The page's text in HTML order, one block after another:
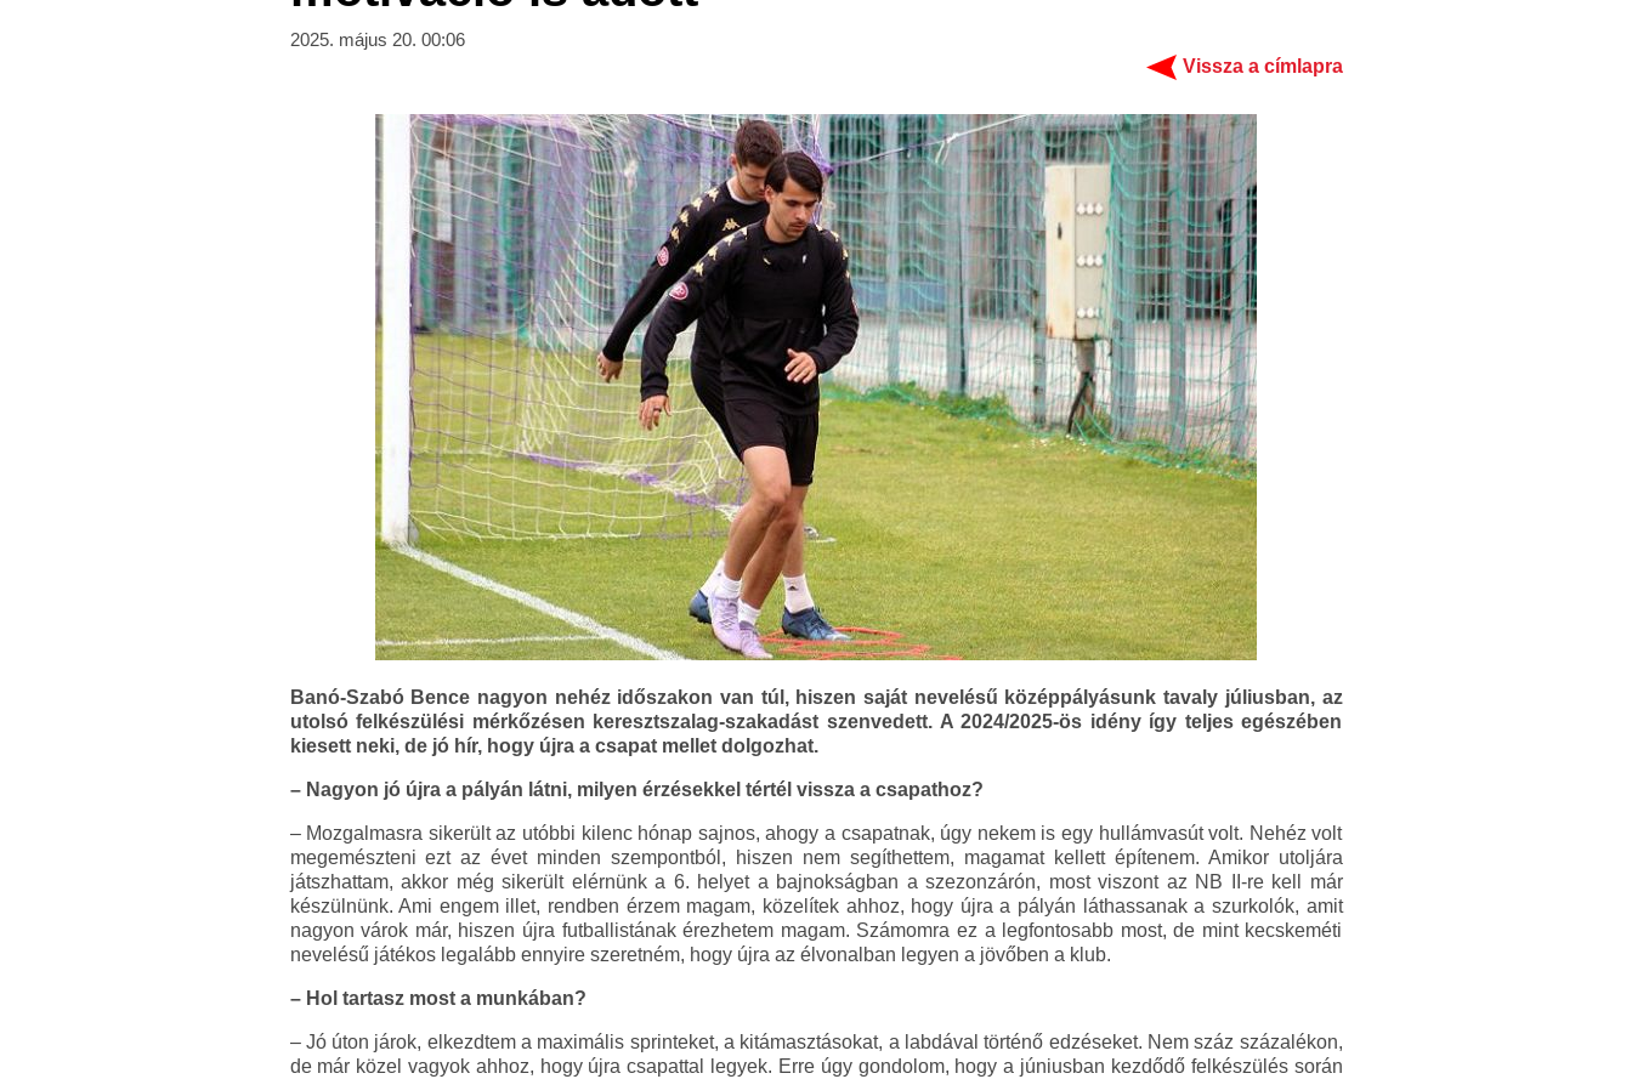
2025. május 20. 00:06
Vissza a címlapra
Banó-Szabó Bence nagyon nehéz időszakon van túl, hiszen saját nevelésű középpályásunk tavaly júliusban, az
utolsó felkészülési mérkőzésen keresztszalag-szakadást szenvedett. A 2024/2025-ös idény így teljes egészében
kiesett neki, de jó hír, hogy újra a csapat mellet dolgozhat.
– Nagyon jó újra a pályán látni, milyen érzésekkel tértél vissza a csapathoz?
– Mozgalmasra sikerült az utóbbi kilenc hónap sajnos, ahogy a csapatnak, úgy nekem is egy hullámvasút volt. Nehéz volt
megemészteni ezt az évet minden szempontból, hiszen nem segíthettem, magamat kellett építenem. Amikor utoljára
játszhattam, akkor még sikerült elérnünk a 6. helyet a bajnokságban a szezonzárón, most viszont az NB II-re kell már
készülnünk. Ami engem illet, rendben érzem magam, közelítek ahhoz, hogy újra a pályán láthassanak a szurkolók, amit
nagyon várok már, hiszen újra futballistának érezhetem magam. Számomra ez a legfontosabb most, de mint kecskeméti
nevelésű játékos legalább ennyire szeretném, hogy újra az élvonalban legyen a jövőben a klub.
– Hol tartasz most a munkában?
– Jó úton járok, elkezdtem a maximális sprinteket, a kitámasztásokat, a labdával történő edzéseket. Nem száz százalékon,
de már közel vagyok ahhoz, hogy újra csapattal legyek. Erre úgy gondolom, hogy a júniusban kezdődő felkészülés során